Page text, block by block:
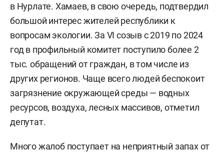
в Нурлате. Хамаев, в свою очередь, подтвердил
большой интерес жителей республики к
вопросам экологии. За VI созыв с 2019 по 2024
год в профильный комитет поступило более 2
тыс. обращений от граждан, в том числе из
других регионов. Чаще всего людей беспокоит
загрязнение окружающей среды — водных
ресурсов, воздуха, лесных массивов, отметил
депутат.
Много жалоб поступает на неприятный запах от